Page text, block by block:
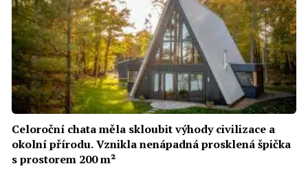
Celoroční chata měla skloubit výhody civilizace a
okolní přírodu. Vznikla nenápadná prosklená špička
s prostorem 200 m²